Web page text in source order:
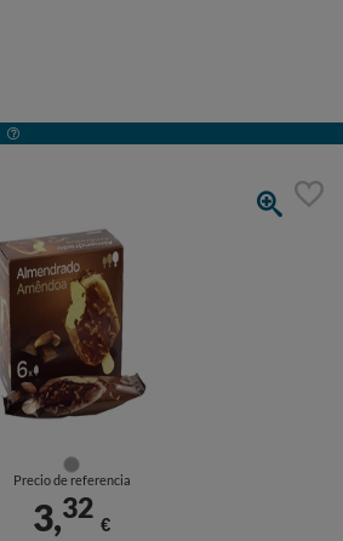
Precio de referencia
3,32
€